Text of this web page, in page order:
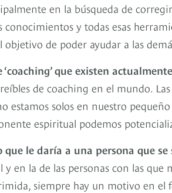
en la búsqueda de
conocimientos y todas esas
de poder ayudar a las
que existen
de coaching en el mundo.
estamos solos en nuestro
espiritual podemos
que le daría a una persona que
en la de las personas con las
siempre hay un motivo en el